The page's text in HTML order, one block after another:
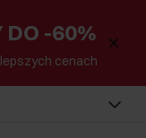
DO -60%
cenach